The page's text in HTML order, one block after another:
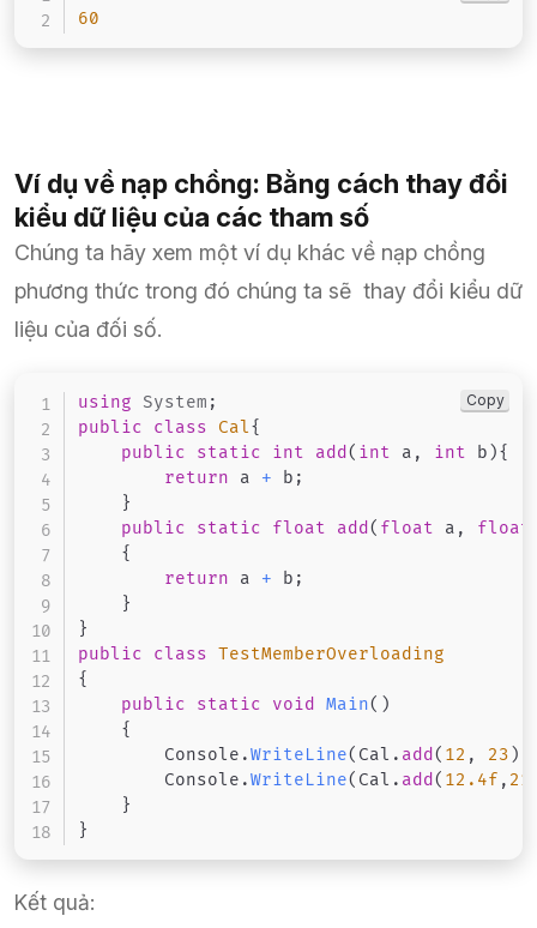
60
Ví dụ về nạp chồng: Bằng cách thay đổi
kiểu dữ liệu của các tham số
Chúng ta hãy xem một ví dụ khác về nạp chồng
phương thức trong đó chúng ta sẽ thay đổi kiểu dữ
liệu của đối số.
using System ;
public
class Cal{
public
static int add ( int a , int b ){
return a + b ;
}
public
static float add ( float a , float
{
return a + b ;
}
}
public
class TestMemberOverloading
{
public
static void Main( )
{
        Console
.WriteLine( Cal . add ( 12 , 23 )
        Console
.WriteLine( Cal . add ( 12.4f ,
}
}
Copy
Kết quả: